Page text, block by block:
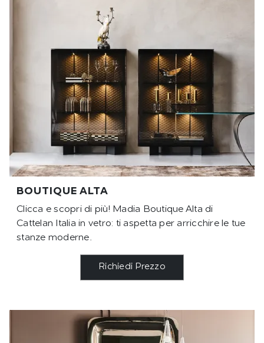
BOUTIQUE ALTA
Clicca e scopri di più! Madia Boutique Alta di
Cattelan Italia in vetro: ti aspetta per arricchire le tue
stanze moderne.
Richiedi Prezzo